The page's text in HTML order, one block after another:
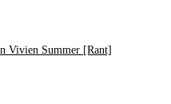
Vivien Summer [Rant]